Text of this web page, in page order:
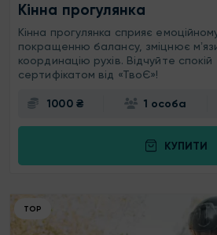
Кінна прогулянка
Кінна прогулянка сприяє
покращенню балансу, зміцнює
координацію рухів. Відчуйте спокій
сертифікатом від «ТвоЄ»!
1000 ₴ 1 особа
КУПИТИ
ТОР